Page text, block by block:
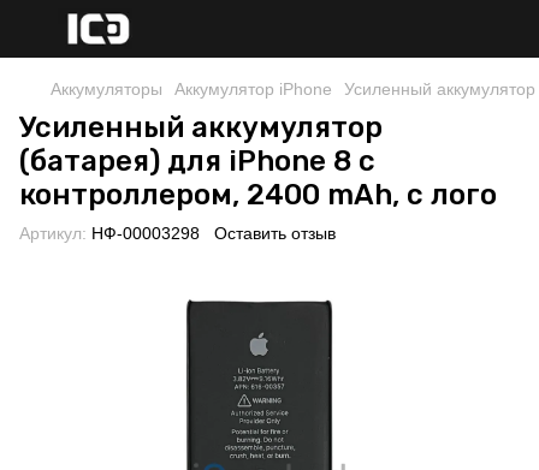
Аккумуляторы Аккумулятор iPhone Усиленный
Усиленный аккумулятор
(батарея) для iPhone 8 с
контроллером, 2400 mAh, с лого
Артикул: НФ-00003298 Оставить отзыв